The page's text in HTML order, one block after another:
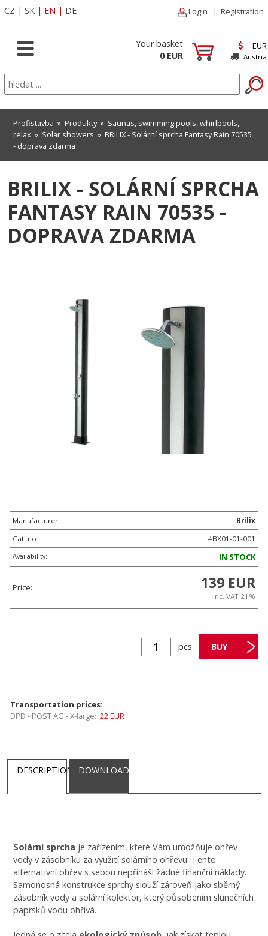
CZ | SK | EN | DE Login | Registration
Your basket
0 EUR
EUR
Austria
Profistavba » Produkty» Saunas, swimming pools, whirlpools,
relax » Solar showers » BRILIX - Solární sprcha Fantasy Rain 70535
- doprava zdarma
BRILIX - SOLÁRNÍ SPRCHA
FANTASY RAIN 70535 -
DOPRAVA ZDARMA
Manufacturer:
Brilix
Cat. no.:
4BX01-01-001
Availability:
IN STOCK
Price: 139 EUR
inc. VAT 21%
pcs
Transportation prices:
DPD - POST AG - X-large: 22 EUR
DESCRIPTION DOWNLOAD
Solární sprcha je zařízením, které Vám umožňuje ohřev
vody v zásobníku za využití solárního ohřevu. Tento
alternativní ohřev s sebou nepřináší žádné finanční náklady.
Samonosná konstrukce sprchy slouží zároveň jako sběrný
zásobník vody a solární kolektor, který působením slunečních
paprsků vodu ohřívá.